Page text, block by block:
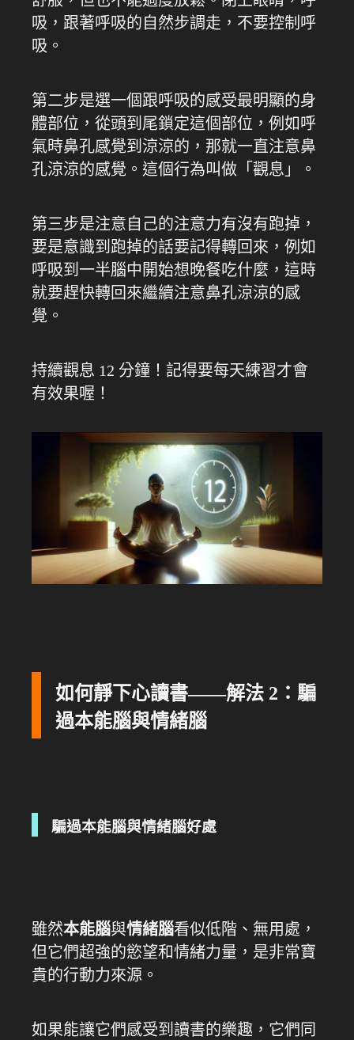
吸，跟著呼吸的自然步調走，不要控制呼
吸。
第二步是選一個跟呼吸的感受最明顯的身
體部位，從頭到尾鎖定這個部位，例如呼
氣時鼻孔感覺到涼涼的，那就一直注意鼻
孔涼涼的感覺。這個行為叫做「觀息」。
第三步是注意自己的注意力有沒有跑掉，
要是意識到跑掉的話要記得轉回來，例如
呼吸到一半腦中開始想晚餐吃什麼，這時
就要趕快轉回來繼續注意鼻孔涼涼的感
覺。
持續觀息 12 分鐘！記得要每天練習才會
有效果喔！
如何靜下心讀書——解法 2：騙
過本能腦與情緒腦
騙過本能腦與情緒腦好處
雖然本能腦與情緒腦看似低階、無用處，
但它們超強的慾望和情緒力量，是非常寶
貴的行動力來源。
如果能讓它們感受到讀書的樂趣，它們同